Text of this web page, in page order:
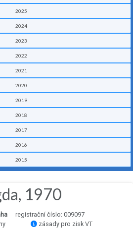
2025
2024
2023
2022
2021
2020
2019
2018
2017
2016
2015
1970
registrační číslo: 009097
zásady pro zisk VT